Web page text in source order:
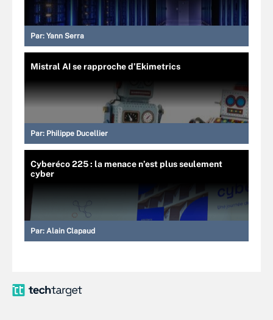
Par: Yann Serra
Mistral AI se rapproche d’Ekimetrics
Par: Philippe Ducellier
Cyberéco 225 : la menace n’est plus seulement
cyber
Par: Alain Clapaud